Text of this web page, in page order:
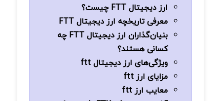
ارز دیجیتال FTT چیست؟
معرفی تاریخچه ارز دیجیتال FTT
بنیان‌گذاران ارز دیجیتال FTT چه
کسانی هستند؟
ویژگی‌های ارز دیجیتال ftt
مزایای ارز ftt
معایب ارز ftt